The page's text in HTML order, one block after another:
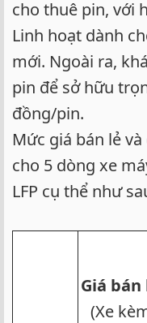
cho thuê pin, với
Linh hoạt dành
mới. Ngoài ra,
pin để sở hữu
đồng/pin.
Mức giá bán lẻ
cho 5 dòng xe
LFP cụ thể như
Giá bán
(Xe